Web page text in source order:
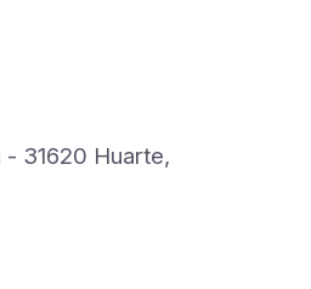
- 31620 Huarte,